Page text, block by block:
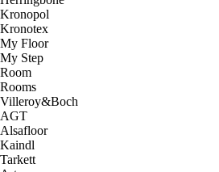
Kronopol
Kronotex
My Floor
My Step
Room
Rooms
Villeroy&Boch
AGT
Alsafloor
Kaindl
Tarkett